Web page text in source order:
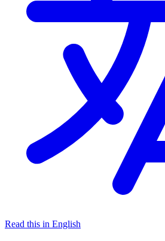
Read this in English